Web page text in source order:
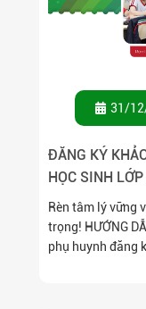
31/
ĐĂNG KÝ
HỌC SINH
Rèn tâm lý vững
trọng! HƯỚNG
phụ huynh đăng